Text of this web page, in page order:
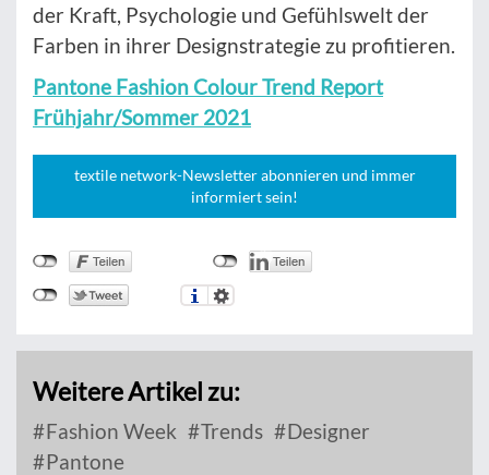
der Kraft, Psychologie und Gefühlswelt der
Farben in ihrer Designstrategie zu profitieren.
Pantone Fashion Colour Trend Report
Frühjahr/Sommer 2021
textile network-Newsletter abonnieren und immer
informiert sein!
Weitere Artikel zu:
Fashion Week Trends
Designer
Pantone